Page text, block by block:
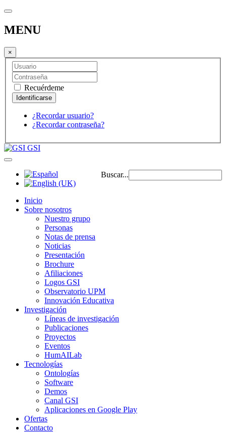
MENU
×
Recuérdeme
¿Recordar usuario?
¿Recordar contraseña?
GSI
Buscar...
Inicio
Sobre nosotros
Nuestro grupo
Personas
Notas de prensa
Noticias
Presentación
Brochure
Afiliaciones
Logos GSI
Observatorio UPM
Innovación Educativa
Investigación
Líneas de investigación
Publicaciones
Proyectos
Eventos
HumAILab
Tecnologías
Ontologías
Software
Demos
Canal GSI
Aplicaciones en Google Play
Ofertas
Contacto